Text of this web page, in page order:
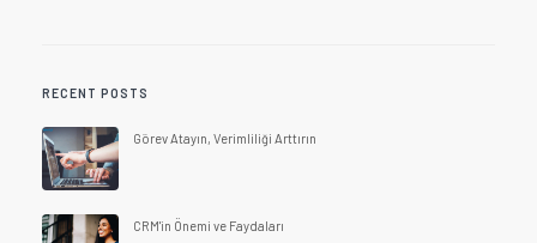
RECENT POSTS
Görev Atayın, Verimliliği Arttırın
CRM'in Önemi ve Faydaları